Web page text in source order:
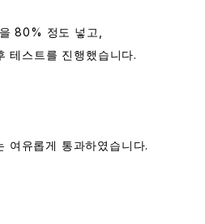
80% 정도 넣고,
테스트를 진행했습니다.
여유롭게 통과하였습니다.